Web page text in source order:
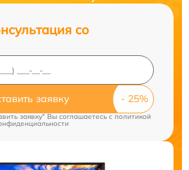
со
заявку
заявку" Вы соглашаетесь c политикой